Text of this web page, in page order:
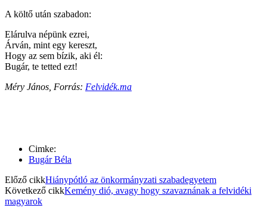
A költő után szabadon:
Elárulva népünk ezrei,
Árván, mint egy kereszt,
Hogy az sem bízik, aki él:
Bugár, te tetted ezt!
Méry János, Forrás: Felvidék.ma
Cimke:
Bugár Béla
Előző cikkHiánypótló az önkormányzati szabadegyetem
Következő cikkKemény dió, avagy hogy szavaznának a felvidéki
magyarok